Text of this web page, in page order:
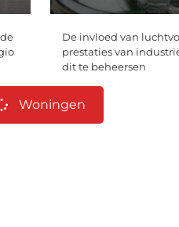
De invloed van
prestaties van
dit te beheersen
Woningen